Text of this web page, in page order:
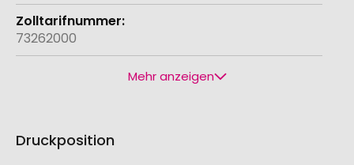
73262000
Mehr anzeigen
Druckposition